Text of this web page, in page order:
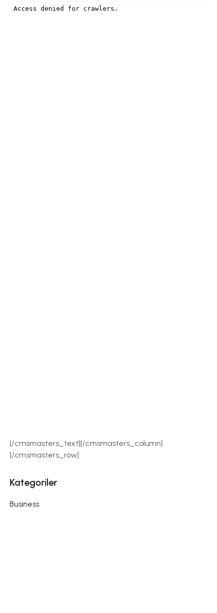
[/cmsmasters_text][/cmsmasters_column]
[/cmsmasters_row]
Kategoriler
Business